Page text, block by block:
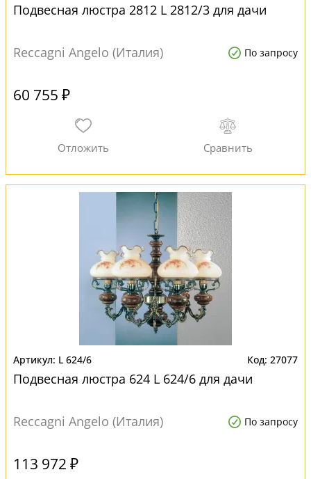
Подвесная люстра 2812 L 2812/3 для дачи
Reccagni Angelo (Италия) По запросу
60 755 ₽
L 624/6 27077
Подвесная люстра 624 L 624/6 для дачи
Reccagni Angelo (Италия) По запросу
113 972 ₽